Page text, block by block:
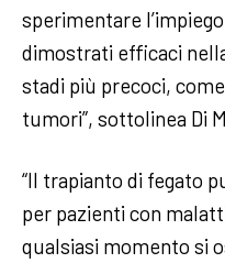
sperimentare
dimostrati efficaci
stadi più precoci,
tumori”, sottolinea Di
“Il trapianto di fegato
per pazienti con
qualsiasi momento si